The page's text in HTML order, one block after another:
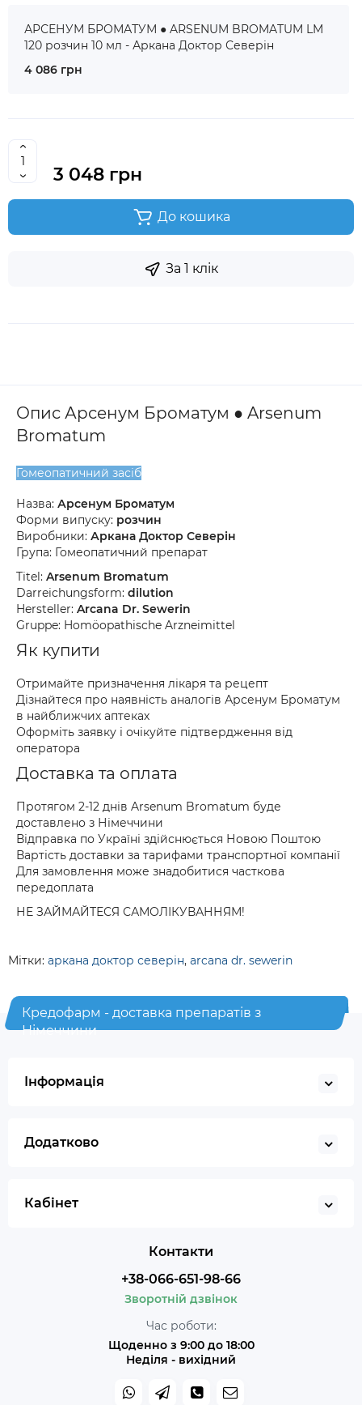
АРСЕНУМ БРОМАТУМ ● ARSENUM BROMATUM LM
120 розчин 10 мл - Аркана Доктор Северін
4 086 грн
3 048 грн
До кошика
За 1 клік
Опис Арсенум Броматум ● Arsenum
Bromatum
Гомеопатичний засіб
Назва: Арсенум Броматум
Форми випуску: розчин
Виробники: Аркана Доктор Северін
Група: Гомеопатичний препарат
Titel: Arsenum Bromatum
Darreichungsform: dilution
Hersteller: Arcana Dr. Sewerin
Gruppe: Homöopathische Arzneimittel
Як купити
Отримайте призначення лікаря та рецепт
Дізнайтеся про наявність аналогів Арсенум Броматум
в найближчих аптеках
Оформіть заявку і очікуйте підтвердження від
оператора
Доставка та оплата
Протягом 2-12 днів Arsenum Bromatum буде
доставлено з Німеччини
Відправка по Україні здійснюється Новою Поштою
Вартість доставки за тарифами транспортної компанії
Для замовлення може знадобитися часткова
передоплата
НЕ ЗАЙМАЙТЕСЯ САМОЛІКУВАННЯМ!
Мітки: аркана доктор северін, arcana dr. sewerin
Кредофарм - доставка препаратів з
Німеччини
Інформація
Додатково
Кабінет
Контакти
+38-066-651-98-66
Зворотній дзвінок
Час роботи:
Щоденно з 9:00 до 18:00
Неділя - вихідний